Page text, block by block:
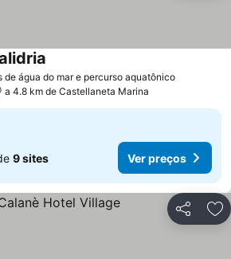
de água do mar e percurso aquatônico
a 4.8 km de Castellaneta Marina
9 sites Ver preços
Partilhar